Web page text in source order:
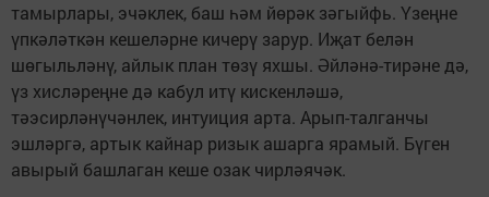
тамырлары, эчәклек, баш һәм йөрәк зәгыйфь. Үзеңне
үпкәләткән кешеләрне кичерү зарур. Иҗат белән
шөгыльләнү, айлык план төзү яхшы. Әйләнә-тирәне дә,
үз хисләреңне дә кабул итү кискенләшә,
тәэсирләнүчәнлек, интуиция арта. Арып-талганчы
эшләргә, артык кайнар ризык ашарга ярамый. Бүген
авырый башлаган кеше озак чирләячәк.